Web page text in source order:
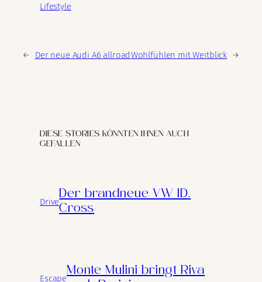
Lifestyle
← Der neue Audi A6 allroadWohlfühlen mit Weitblick →
DIESE STORIES KÖNNTEN IHNEN AUCH
GEFALLEN
Drive
Der brandneue VW ID.
Cross
Escape
Monte Mulini bringt Riva